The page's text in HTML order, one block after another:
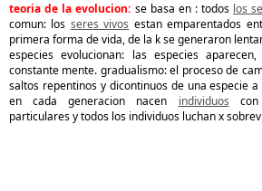
teoria de la evolucion: se basa en : todos los
comun: los seres vivos estan emparentados
primera forma de vida, de la k se generaron
especies evolucionan: las especies
constante mente. gradualismo: el proceso de
saltos repentinos y dicontinuos de una especie
en cada generacion nacen individuos con
particulares y todos los individuos luchan x